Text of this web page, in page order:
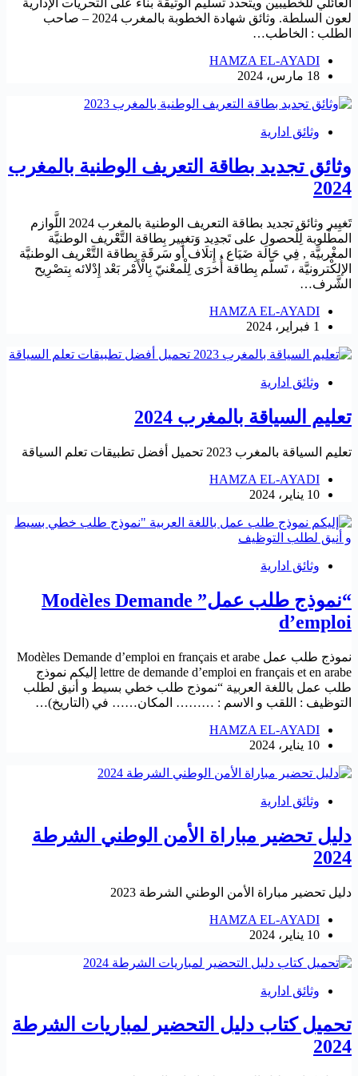
العائلي للخطيبين ويتحدد تسليم الوثيقة بناء على التحريات الإدارية
لعون السلطة. وثائق شهادة الخطوبة بالمغرب 2024 – صاحب
الطلب : الخاطب…
HAMZA EL-AYADI
18 مارس، 2024
وثائق ادارية
وثائق تجديد بطاقة التعريف الوطنية بالمغرب
2024
تَغيِير وثائق تجديد بطاقة التعريف الوطنية بالمغرب 2024 اللَّوازم
المطْلوبة لِلْحصول على تَجدِيد وَتغيِير بِطاقة التَّعْريف الوطنيَّة
المغْربيَّة , فِي حَالَة ضَيَاع ، إِتلَاف أو سَرقَة بِطاقة التَّعْريف الوطنيَّة
الإلكْترونيَّة ، تَسلَّم بِطاقة أُخرَى لِلْمعْنيّ بِالْأَمْر بَعْد إِدْلائه بِتصْرِيح
الشَّرف…
HAMZA EL-AYADI
1 فبراير، 2024
وثائق ادارية
تعليم السياقة بالمغرب 2024
تعليم السياقة بالمغرب 2023 تحميل أفضل تطبيقات تعلم السياقة
HAMZA EL-AYADI
10 يناير، 2024
وثائق ادارية
“نموذج طلب عمل” Modèles Demande
d’emploi
نموذج طلب عمل Modèles Demande d’emploi en français et arabe
lettre de demande d’emploi en français et en arabe إليكم نموذج
طلب عمل باللغة العربية “نموذج طلب خطي بسيط و أنيق لطلب
التوظيف : اللقب و الاسم : ……… المكان…… في (التاريخ)…
HAMZA EL-AYADI
10 يناير، 2024
وثائق ادارية
دليل تحضير مباراة الأمن الوطني الشرطة
2024
دليل تحضير مباراة الأمن الوطني الشرطة 2023
HAMZA EL-AYADI
10 يناير، 2024
وثائق ادارية
تحميل كتاب دليل التحضير لمباريات الشرطة
2024